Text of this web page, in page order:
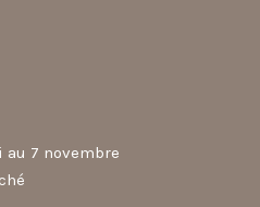
au 7 novembre